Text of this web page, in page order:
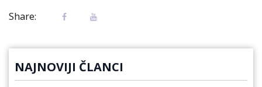
Share:
NAJNOVIJI ČLANCI